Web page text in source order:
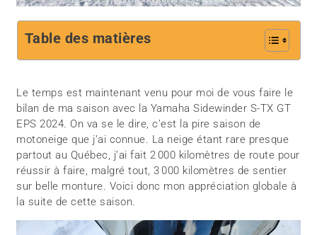
Table des matières
Le temps est maintenant venu pour moi de vous faire le
bilan de ma saison avec la Yamaha Sidewinder S-TX GT
EPS 2024. On va se le dire, c’est la pire saison de
motoneige que j’ai connue. La neige étant rare presque
partout au Québec, j’ai fait 2 000 kilomètres de route pour
réussir à faire, malgré tout, 3 000 kilomètres de sentier
sur belle monture. Voici donc mon appréciation globale à
la suite de cette saison.